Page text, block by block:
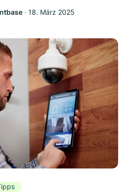
‧ 18. März 2025